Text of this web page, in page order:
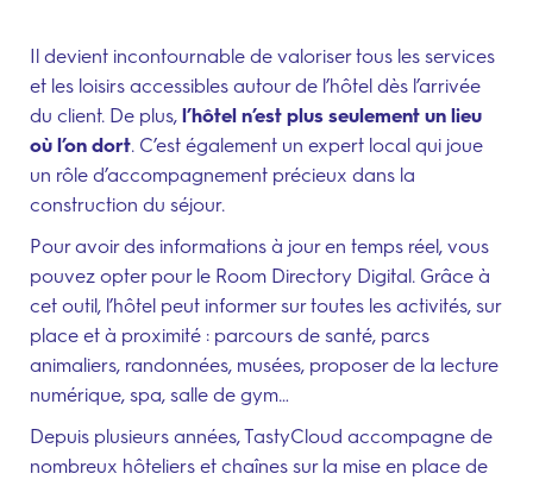
Il devient incontournable de valoriser tous les services
et les loisirs accessibles autour de l’hôtel dès l’arrivée
du client. De plus, l’hôtel n’est plus seulement un lieu
où l’on dort. C’est également un expert local qui joue
un rôle d’accompagnement précieux dans la
construction du séjour.
Pour avoir des informations à jour en temps réel, vous
pouvez opter pour le Room Directory Digital. Grâce à
cet outil, l’hôtel peut informer sur toutes les activités, sur
place et à proximité : parcours de santé, parcs
animaliers, randonnées, musées, proposer de la lecture
numérique, spa, salle de gym…
Depuis plusieurs années, TastyCloud accompagne de
nombreux hôteliers et chaînes sur la mise en place de